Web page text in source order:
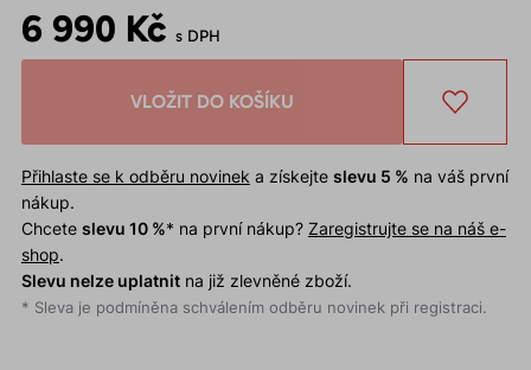
6 990 Kč s DPH
VLOŽIT DO KOŠÍKU
Přihlaste se k odběru novinek a získejte slevu 5 % na váš první
nákup.
Chcete slevu 10 %* na první nákup? Zaregistrujte se na náš e-
shop.
Slevu nelze uplatnitna již zlevněné zboží.
* Sleva je podmíněna schválením odběru novinek při registraci.